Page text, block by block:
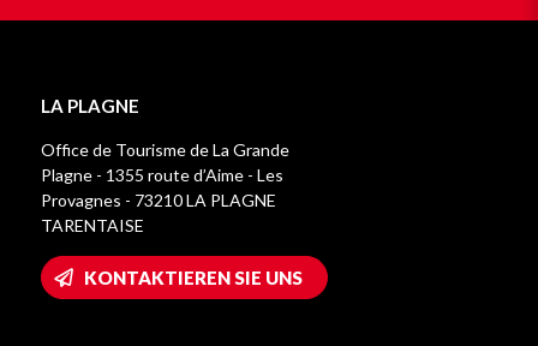
LA PLAGNE
Office de Tourisme de La Grande
Plagne - 1355 route d’Aime - Les
Provagnes - 73210 LA PLAGNE
TARENTAISE
KONTAKTIEREN SIE UNS